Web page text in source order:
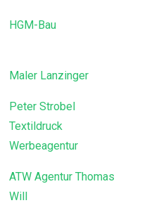
HGM-Bau
Maler Lanzinger
Peter Strobel
Textildruck
Werbeagentur
ATW Agentur Thomas
Will